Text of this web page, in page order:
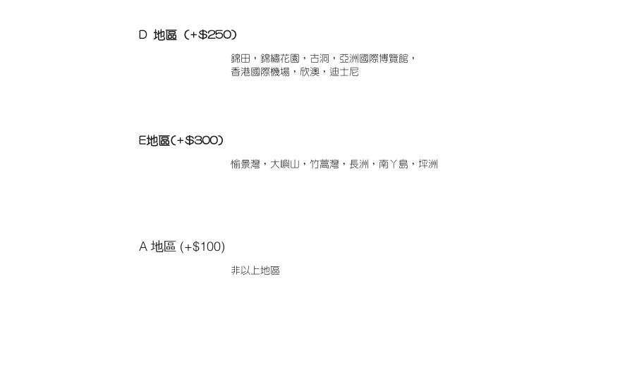
D 地區 (+$250)
錦田，錦繡花園，古洞，亞洲國際博覽館，
香港國際機場，欣澳，迪士尼
E地區(+$300)
愉景灣，大嶼山，竹蒿灣，長洲，南丫島，坪洲
A 地區 (+$100)
非以上地區